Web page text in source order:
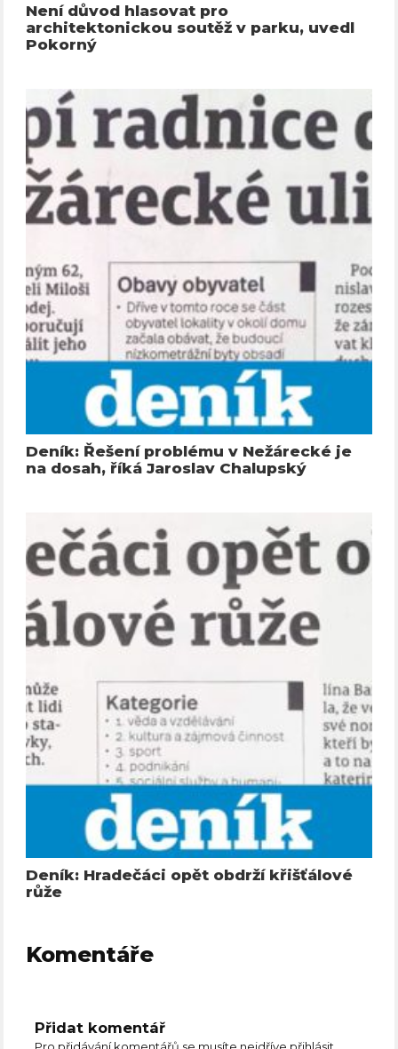
Není důvod hlasovat pro
architektonickou soutěž v parku, uvedl
Pokorný
Deník: Řešení problému v Nežárecké je
na dosah, říká Jaroslav Chalupský
Deník: Hradečáci opět obdrží křišťálové
růže
Komentáře
Přidat komentář
Pro přidávání komentářů se musíte nejdříve přihlásit